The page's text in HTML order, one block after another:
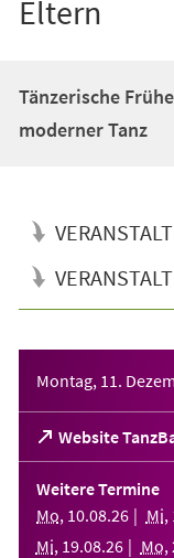
Eltern
Tänzerische
moderner Tanz
Montag, 11.
Website
(Öffnet
in
einem
neuen
Tab)
Weitere Termine
Mo, 10.08.26 Mi,
Mi, 19.08.26 Mo,